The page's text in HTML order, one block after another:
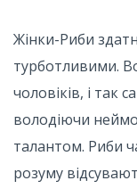
Жінки-Риби
турботливими.
чоловіків, і так
володіючи
талантом. Риби
розуму